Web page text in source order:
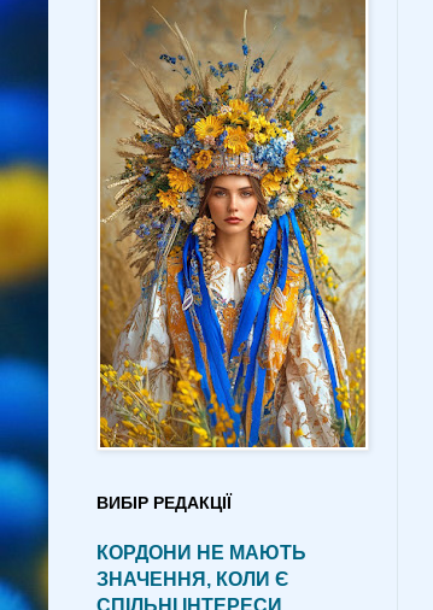
ВИБІР РЕДАКЦІЇ
КОРДОНИ НЕ МАЮТЬ
ЗНАЧЕННЯ, КОЛИ Є
СПІЛЬНІ ІНТЕРЕСИ